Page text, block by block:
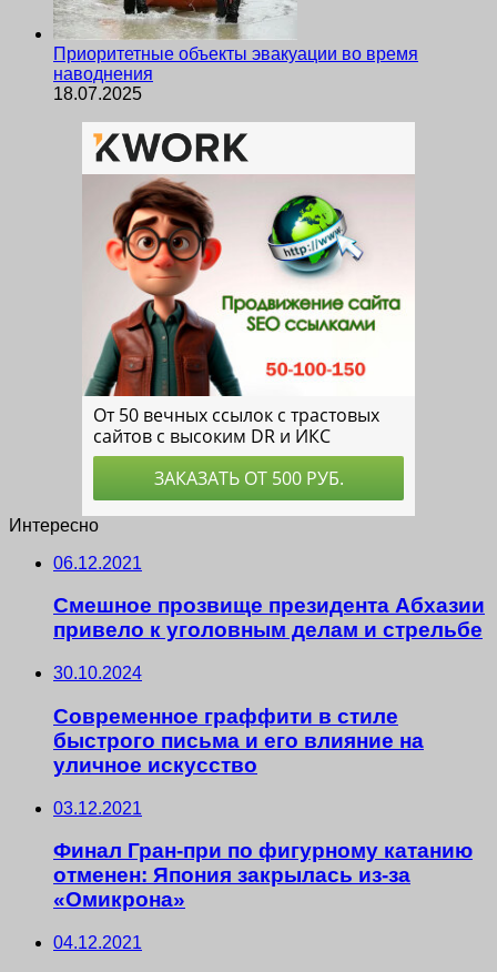
Приоритетные объекты эвакуации во время
наводнения
18.07.2025
Интересно
06.12.2021
Смешное прозвище президента Абхазии
привело к уголовным делам и стрельбе
30.10.2024
Современное граффити в стиле
быстрого письма и его влияние на
уличное искусство
03.12.2021
Финал Гран-при по фигурному катанию
отменен: Япония закрылась из-за
«Омикрона»
04.12.2021